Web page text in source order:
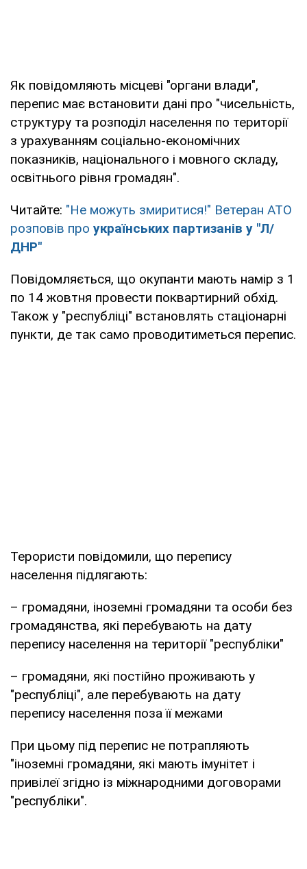
Як повідомляють місцеві "органи влади",
перепис має встановити дані про "чисельність,
структуру та розподіл населення по території
з урахуванням соціально-економічних
показників, національного і мовного складу,
освітнього рівня громадян".
Читайте: "Не можуть змиритися!" Ветеран АТО
розповів про українських партизанів у "Л/
ДНР"
Повідомляється, що окупанти мають намір з 1
по 14 жовтня провести поквартирний обхід.
Також у "республіці" встановлять стаціонарні
пункти, де так само проводитиметься перепис.
Терористи повідомили, що перепису
населення підлягають:
– громадяни, іноземні громадяни та особи без
громадянства, які перебувають на дату
перепису населення на території "республіки"
– громадяни, які постійно проживають у
"республіці", але перебувають на дату
перепису населення поза її межами
При цьому під перепис не потрапляють
"іноземні громадяни, які мають імунітет і
привілеї згідно із міжнародними договорами
"республіки".